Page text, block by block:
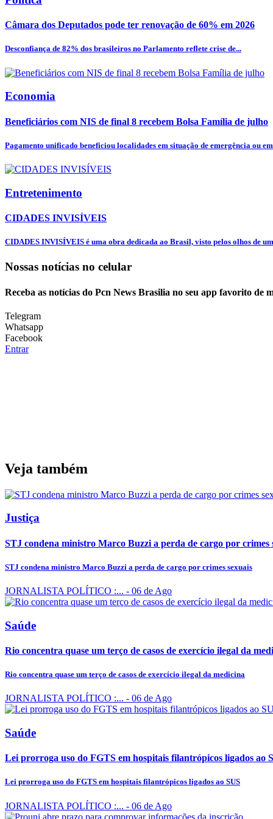
Câmara dos Deputados pode ter renovação de 60% em 2026
Desconfiança de 82% dos brasileiros no Parlamento reflete crise de...
Economia
Beneficiários com NIS de final 8 recebem Bolsa Família de julho
Pagamento unificado beneficiou localidades em situação de emergência ou em
Entretenimento
CIDADES INVISÍVEIS
CIDADES INVISÍVEIS é uma obra dedicada ao Brasil, visto pelos olhos de
Nossas notícias no celular
Receba as notícias do Pcn News Brasilia no seu app favorito de
Telegram
Whatsapp
Facebook
Entrar
Veja também
Justiça
STJ condena ministro Marco Buzzi a perda de cargo por crimes
STJ condena ministro Marco Buzzi a perda de cargo por crimes sexuais
JORNALISTA POLÍTICO :... - 06 de Ago
Saúde
Rio concentra quase um terço de casos de exercício ilegal da
Rio concentra quase um terço de casos de exercício ilegal da medicina
JORNALISTA POLÍTICO :... - 06 de Ago
Saúde
Lei prorroga uso do FGTS em hospitais filantrópicos ligados ao
Lei prorroga uso do FGTS em hospitais filantrópicos ligados ao SUS
JORNALISTA POLÍTICO :... - 06 de Ago